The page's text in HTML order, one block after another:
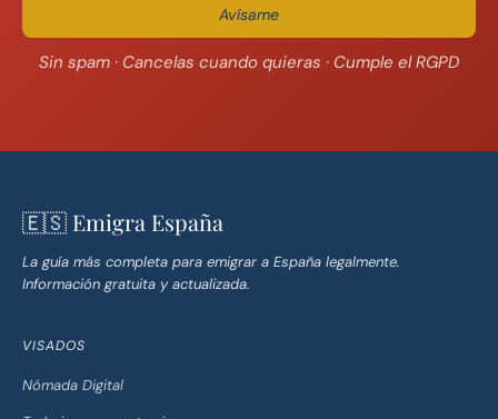
Avísame
Sin spam · Cancelas cuando quieras · Cumple el RGPD
🇪🇸 Emigra España
La guía más completa para emigrar a España legalmente.
Información gratuita y actualizada.
VISADOS
Nómada Digital